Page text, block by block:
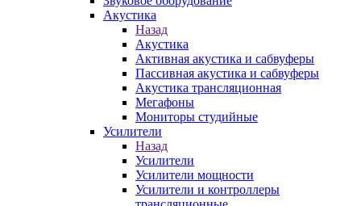
Акустика
Назад
Акустика
Активная акустика и сабвуферы
Пассивная акустика и сабвуферы
Акустика трансляционная
Мегафоны
Мониторы студийные
Усилители
Назад
Усилители
Усилители мощности
Усилители и контроллеры